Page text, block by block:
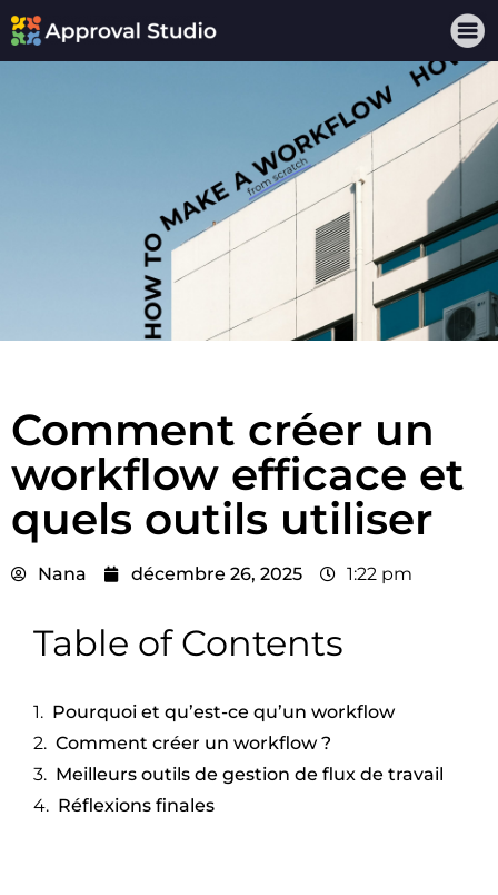
Comment créer un
workflow efficace et
quels outils utiliser
Nana décembre 26, 2025 1:22 pm
Table of Contents
Pourquoi et qu’est-ce qu’un workflow
Comment créer un workflow ?
Meilleurs outils de gestion de flux de travail
Réflexions finales